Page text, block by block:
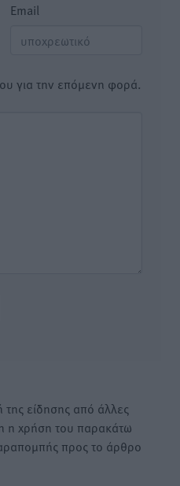
Email
για την επόμενη φορά.
είδησης από άλλες
η χρήση του παρακάτω
προς το άρθρο